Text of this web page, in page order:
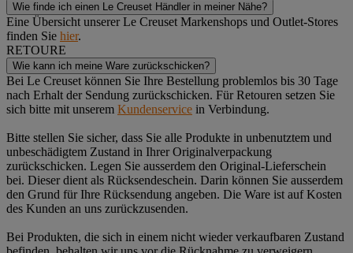
Wie finde ich einen Le Creuset Händler in meiner Nähe?
Eine Übersicht unserer Le Creuset Markenshops und Outlet-Stores
finden Sie hier.
RETOURE
Wie kann ich meine Ware zurückschicken?
Bei Le Creuset können Sie Ihre Bestellung problemlos bis 30 Tage
nach Erhalt der Sendung zurückschicken. Für Retouren setzen Sie
sich bitte mit unserem Kundenservice in Verbindung.
Bitte stellen Sie sicher, dass Sie alle Produkte in unbenutztem und
unbeschädigtem Zustand in Ihrer Originalverpackung
zurückschicken. Legen Sie ausserdem den Original-Lieferschein
bei. Dieser dient als Rücksendeschein. Darin können Sie ausserdem
den Grund für Ihre Rücksendung angeben. Die Ware ist auf Kosten
des Kunden an uns zurückzusenden.
Bei Produkten, die sich in einem nicht wieder verkaufbaren Zustand